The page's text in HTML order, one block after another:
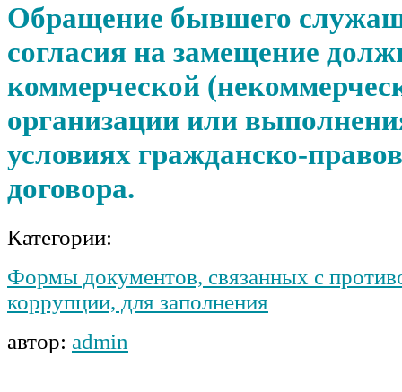
Обращение бывшего
согласия на замещение
коммерческой
организации или
условиях гражданско-
договора.
Категории:
Формы документов, связанных с
коррупции, для заполнения
автор: admin